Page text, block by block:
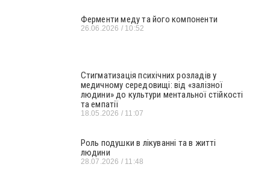
Ферменти меду та його компоненти
26.06.2026 10:52
Стигматизація психічних розладів у
медичному середовищі: від «залізної
людини» до культури ментальної стійкості
та емпатії
18.05.2026 11:07
Роль подушки в лікуванні та в житті
людини
28.07.2026 11:48